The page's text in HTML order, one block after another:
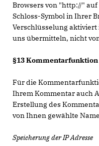
Browsers von "http://"
Schloss-Symbol in Ihrer
Verschlüsselung aktiviert
uns übermitteln, nicht
§13
Für die
Ihrem Kommentar auch
Erstellung des
von Ihnen gewählte
Speicherung der IP Adresse